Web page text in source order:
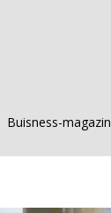
Buisness-magazin